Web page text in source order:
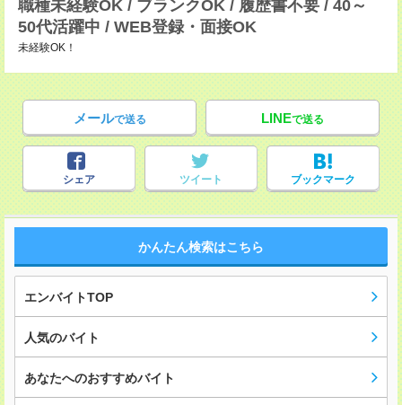
職種未経験OK / ブランクOK / 履歴書不要 / 40～
50代活躍中 / WEB登録・面接OK
未経験OK！
メールで送る LINEで送る
シェア ツイート ブックマーク
かんたん検索はこちら
エンバイトTOP
人気のバイト
あなたへのおすすめバイト